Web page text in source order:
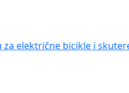
električne bicikle i